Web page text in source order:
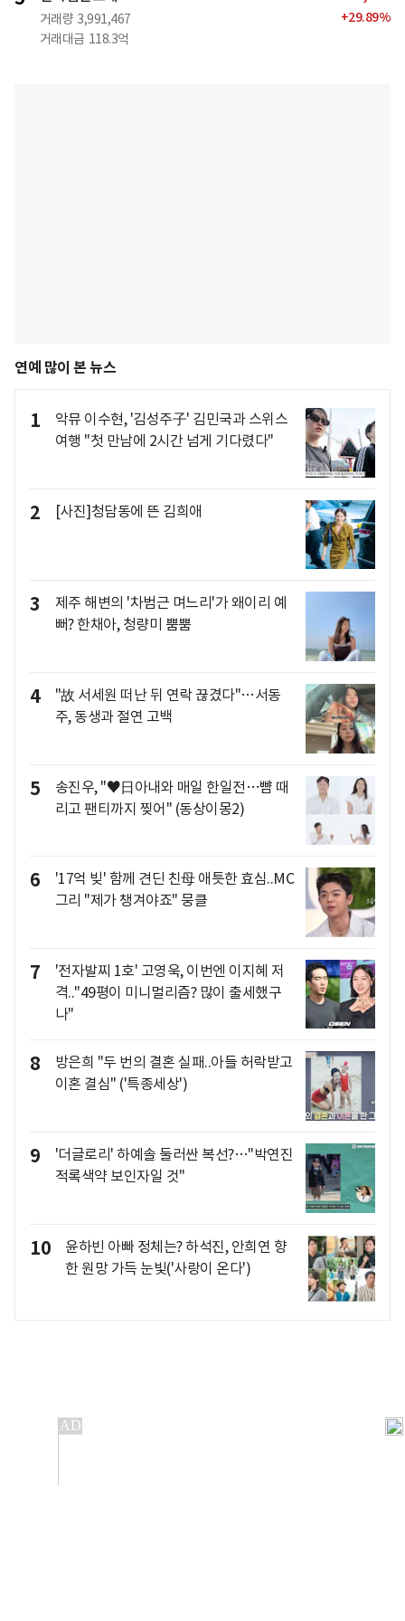
거래량 3,991,467
거래대금 118.3억
+29.89%
연예 많이 본 뉴스
1
악뮤 이수현, '김성주子' 김민국과 스위스
여행 "첫 만남에 2시간 넘게 기다렸다"
2 [사진]청담동에 뜬 김희애
3
제주 해변의 '차범근 며느리'가 왜이리 예
뻐? 한채아, 청량미 뿜뿜
4
"故 서세원 떠난 뒤 연락 끊겼다"…서동
주, 동생과 절연 고백
5
송진우, "♥日아내와 매일 한일전…뺨 때
리고 팬티까지 찢어" (동상이몽2)
6
'17억 빚' 함께 견딘 친母 애틋한 효심..MC
그리 "제가 챙겨야죠" 뭉클
7
'전자발찌 1호' 고영욱, 이번엔 이지혜 저
격.."49평이 미니멀리즘? 많이 출세했구
나"
8
방은희 "두 번의 결혼 실패..아들 허락받고
이혼 결심" ('특종세상')
9
'더글로리' 하예솔 둘러싼 복선?…"박연진
적록색약 보인자일 것"
10
윤하빈 아빠 정체는? 하석진, 안희연 향
한 원망 가득 눈빛('사랑이 온다')